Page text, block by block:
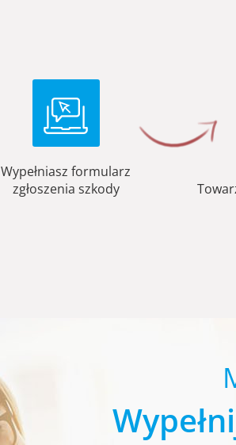
Wypełniasz formularz
zgłoszenia szkody